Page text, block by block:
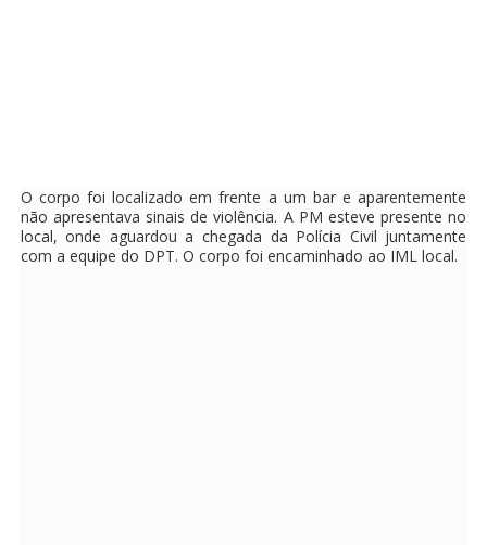
O corpo foi localizado em frente a um bar e aparentemente
não apresentava sinais de violência. A PM esteve presente no
local, onde aguardou a chegada da Polícia Civil juntamente
com a equipe do DPT. O corpo foi encaminhado ao IML local.